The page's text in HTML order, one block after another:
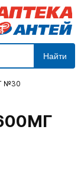
Найти
№30